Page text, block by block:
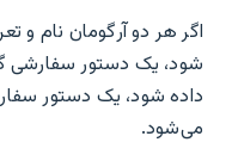
اگر هر دو آرگومان نام و
شود، یک دستور سفارشی
داده شود، یک دستور
می‌شود.